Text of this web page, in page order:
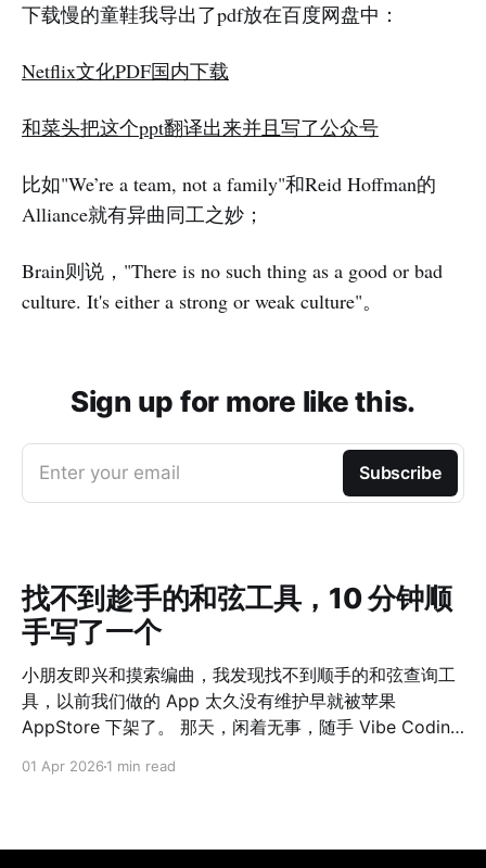
下载慢的童鞋我导出了pdf放在百度网盘中：
Netflix文化PDF国内下载
和菜头把这个ppt翻译出来并且写了公众号
比如"We’re a team, not a family"和Reid Hoffman的
Alliance就有异曲同工之妙；
Brain则说，"There is no such thing as a good or bad
culture. It's either a strong or weak culture"。
Sign up for more like this.
Enter your email Subscribe
找不到趁手的和弦工具，10 分钟顺
手写了一个
小朋友即兴和摸索编曲，我发现找不到顺手的和弦查询工
具，以前我们做的 App 太久没有维护早就被苹果
AppStore 下架了。 那天，闲着无事，随手 Vibe Coding
情况都非常赞。 如果 10 年前我们做这么一个工具，估计
01 Apr 2026 1 min read